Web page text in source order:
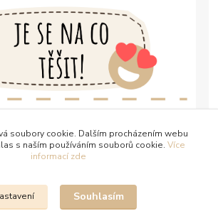
soubory cookie. Dalším procházením webu
s naším používáním souborů cookie. Více
informací zde
Souhlasím